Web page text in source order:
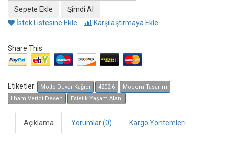
İstek Listesine Ekle Karşılaştırmaya Ekle
Share This
Etiketler: Motto Duvar Kağıdı 4202-6
Modern Tasarım
Ilham Verici Desen
Estetik Yaşam Alanı
Açıklama Yorumlar (0) Kargo Yöntemleri